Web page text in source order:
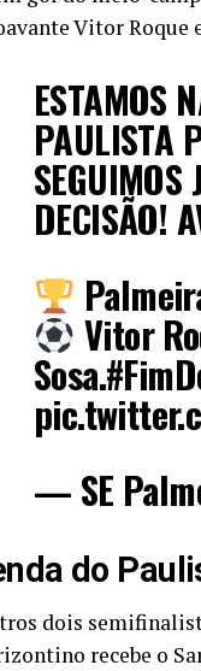
Vitor Roque
ESTAMOS
PAULISTA
DECISÃO!
Vitor
Sosa.
— SE
do
dois
recebe o